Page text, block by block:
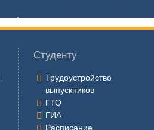
Студенту
Трудоустройство
выпускников
ГТО
ГИА
Расписание